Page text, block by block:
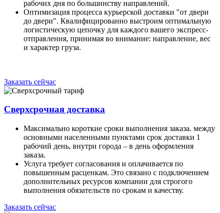
рабочих дня по большинству направлений.
Оптимизация процесса курьерской доставки "от двери
до двери". Квалифицированно выстроим оптимальную
логистическую цепочку для каждого вашего экспресс-
отправления, принимая во внимание: направление, вес
и характер груза.
Заказать сейчас
Сверхсрочная доставка
Максимально короткие сроки выполнения заказа. между
основными населенными пунктами срок доставки 1
рабочий день, внутри города – в день оформления
заказа.
Услуга требует согласования и оплачивается по
повышенным расценкам. Это связано с подключением
дополнительных ресурсов компании для строгого
выполнения обязательств по срокам и качеству.
Заказать сейчас